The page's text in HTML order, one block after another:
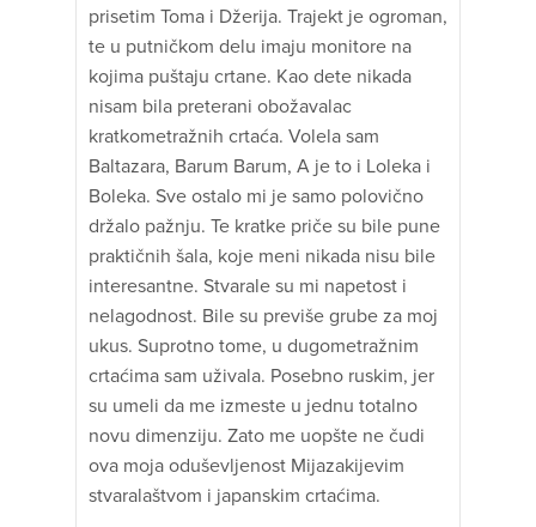
prisetim Toma i Džerija. Trajekt je ogroman,
te u putničkom delu imaju monitore na
kojima puštaju crtane. Kao dete nikada
nisam bila preterani obožavalac
kratkometražnih crtaća. Volela sam
Baltazara, Barum Barum, A je to i Loleka i
Boleka. Sve ostalo mi je samo polovično
držalo pažnju. Te kratke priče su bile pune
praktičnih šala, koje meni nikada nisu bile
interesantne. Stvarale su mi napetost i
nelagodnost. Bile su previše grube za moj
ukus. Suprotno tome, u dugometražnim
crtaćima sam uživala. Posebno ruskim, jer
su umeli da me izmeste u jednu totalno
novu dimenziju. Zato me uopšte ne čudi
ova moja oduševljenost Mijazakijevim
stvaralaštvom i japanskim crtaćima.